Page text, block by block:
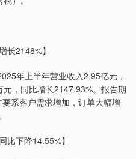
2148%】
年上半年营业收入2.95亿元，
，同比增长2147.93%。报告期
系客户需求增加，订单大幅增
下降14.55%】